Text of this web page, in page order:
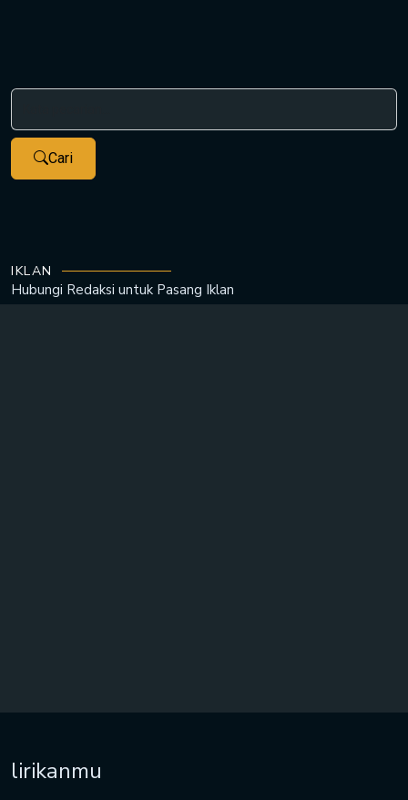
Cari
IKLAN
Hubungi Redaksi untuk Pasang Iklan
lirikanmu